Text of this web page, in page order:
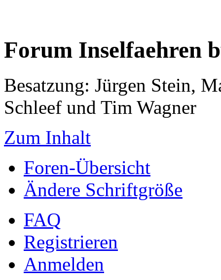
Forum Inselfaehren
Besatzung: Jürgen Stein,
Schleef und Tim Wagner
Zum Inhalt
Foren-Übersicht
Ändere Schriftgröße
FAQ
Registrieren
Anmelden